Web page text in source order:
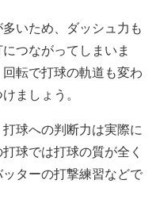
いため、ダッシュ力も
つながってしまいま
転で打球の軌道も変わ
ましょう。
球への判断力は実際に
球では打球の質が全く
ターの打撃練習などで